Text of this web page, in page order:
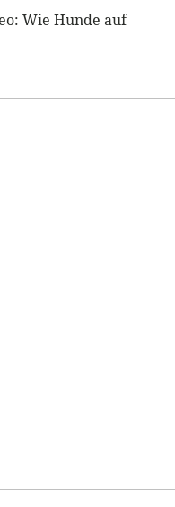
Wie Hunde auf